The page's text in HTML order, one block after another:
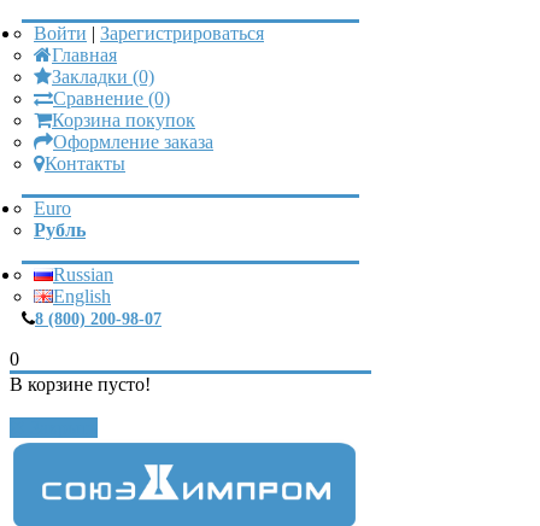
Войти | Зарегистрироваться
Главная
Закладки (0)
Сравнение (0)
Корзина покупок
Оформление заказа
Контакты
Euro
Рубль
Russian
English
8 (800) 200-98-07
0
В корзине пусто!